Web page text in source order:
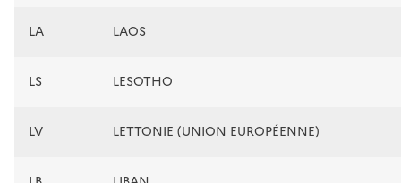
LA LAOS
LS LESOTHO
LV LETTONIE (UNION EUROPÉENNE)